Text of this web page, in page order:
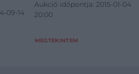
09-14
Aukció időpontja: 2015-01-04
20:00
MEGTEKINTEM